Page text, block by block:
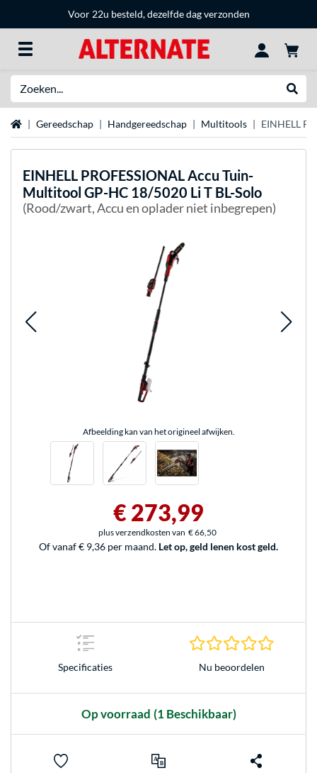
Voor 22u besteld, dezelfde dag verzonden
HomeGereedschap Handgereedschap Multitools EINHELL
EINHELL PROFESSIONAL Accu Tuin-
Multitool GP-HC 18/5020 Li T BL-Solo
(Rood/zwart, Accu en oplader niet inbegrepen)
Afbeelding kan van het origineel afwijken.
€ 273,99
plus verzendkosten van € 66,50
Of vanaf € 9,36 per maand. Let op, geld lenen kost geld.
Specificaties Nu beoordelen
Op voorraad (1 Beschikbaar)